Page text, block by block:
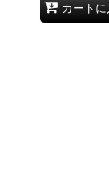
カートに